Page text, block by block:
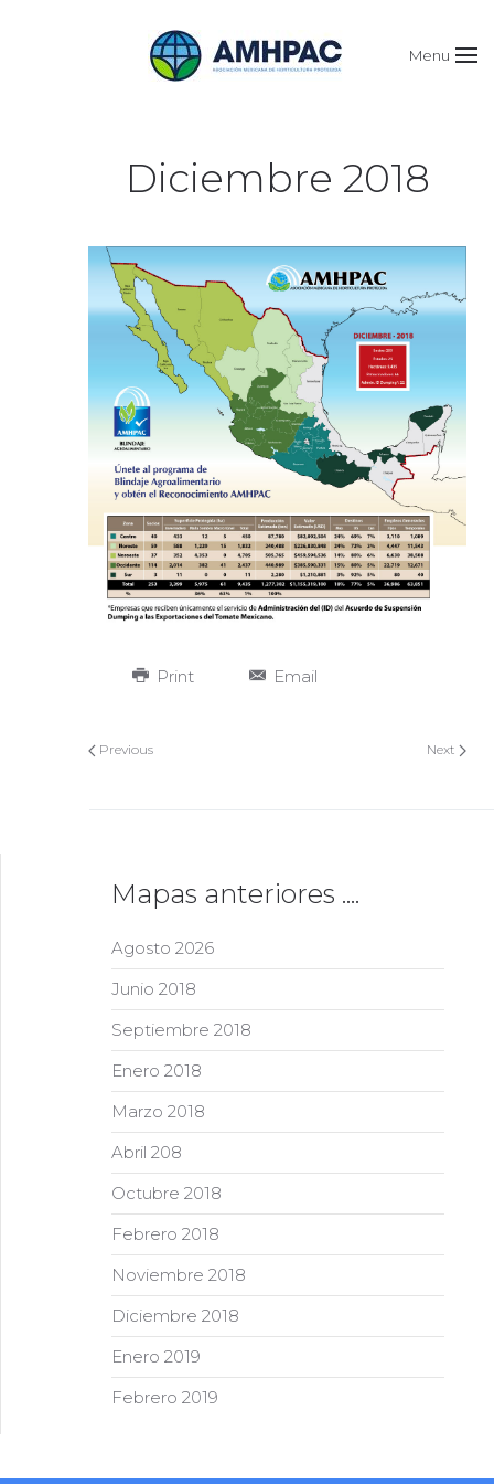
Menu
Diciembre 2018
Print Email
Previous Next
Mapas anteriores ....
Agosto 2026
Junio 2018
Septiembre 2018
Enero 2018
Marzo 2018
Abril 208
Octubre 2018
Febrero 2018
Noviembre 2018
Diciembre 2018
Enero 2019
Febrero 2019